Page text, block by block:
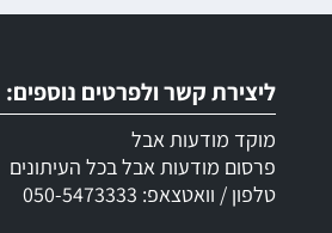
ליצירת קשר ולפרטים נוספים:
מוקד מודעות אבל
פרסום מודעות אבל בכל העיתונים
טלפון / וואטצאפ: 050-5473333